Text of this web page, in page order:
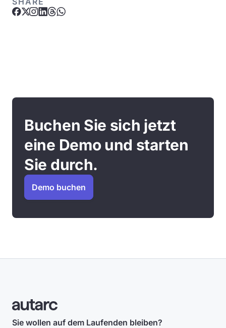
Buchen Sie sich jetzt
eine Demo und starten
Sie durch.
Demo buchen
Sie wollen auf dem Laufenden bleiben?